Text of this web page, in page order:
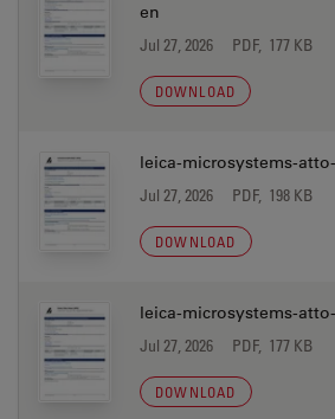
en
Jul 27, 2026 PDF, 177 KB
DOWNLOAD
leica-microsystems-
Jul 27, 2026 PDF, 198 KB
DOWNLOAD
leica-microsystems-
Jul 27, 2026 PDF, 177 KB
DOWNLOAD